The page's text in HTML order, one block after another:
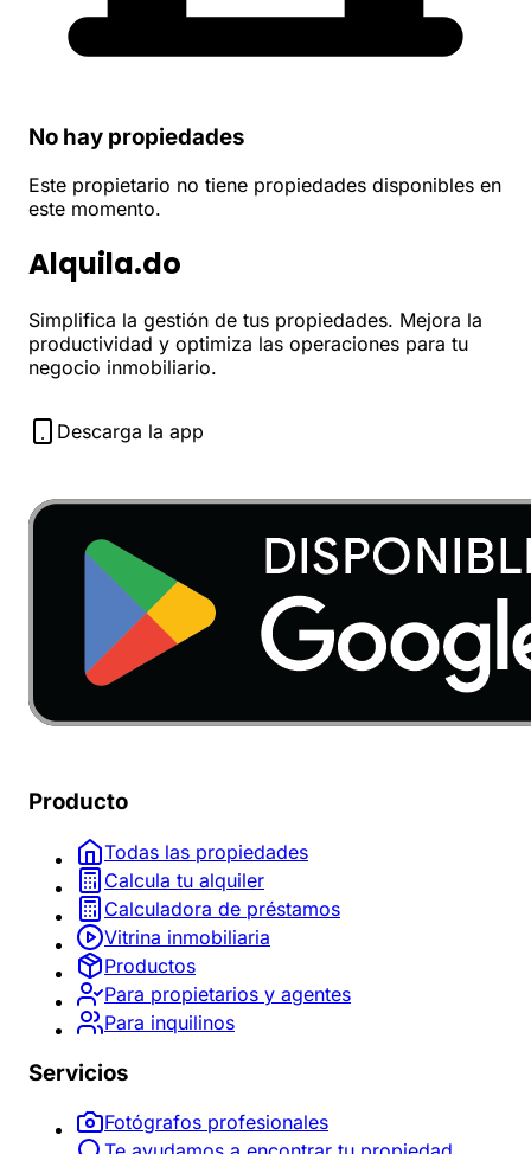
No hay propiedades
Este propietario no tiene propiedades disponibles en
este momento.
Alquila.do
Simplifica la gestión de tus propiedades. Mejora la
productividad y optimiza las operaciones para tu
negocio inmobiliario.
Descarga la app
Producto
Todas las propiedades
Calcula tu alquiler
Calculadora de préstamos
Vitrina inmobiliaria
Productos
Para propietarios y agentes
Para inquilinos
Servicios
Fotógrafos profesionales